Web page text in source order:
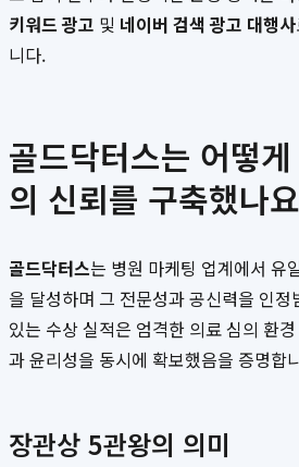
키워드 광고 및 네이버 검색 광고 대행사
니다.
골드닥터스는 어떻
의 신뢰를 구축했나
골드닥터스는 병원 마케팅 업계에서 유
을 달성하며 그 전문성과 공신력을 인정
있는 수상 실적은 엄격한 의료 심의 환
과 윤리성을 동시에 확보했음을 증명합
장관상 5관왕의 의미